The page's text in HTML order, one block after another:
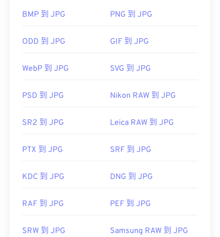
RawTherapee
Irfanview。付費檢視器是
LUMIX RAW Codec
開發者：松下
WebP ，WebP 是一種更新、更易壓縮的檔案格式。
如何開啟 JPG 檔案檔案？
JPG 檔案。通常情況下，只需雙擊 JPG 文件，即可
啟。若要選擇特定應用程式開啟文件，請右鍵單擊並
選擇“開啟方式”進行選擇。
Microsoft 應用程式（例如 Microsoft Photos）和
BMP 到 JPG PNG 到 JPG
ODD 到 JPG GIF 到 JPG
WebP 到 JPG SVG 到 JPG
PSD 到 JPG Nikon RAW 到 JPG
SR2 到 JPG Leica RAW 到 JPG
PTX 到 JPG SRF 到 JPG
KDC 到 JPG DNG 到 JPG
RAF 到 JPG PEF 到 JPG
SRW 到 JPG Samsung RAW 到 JPG